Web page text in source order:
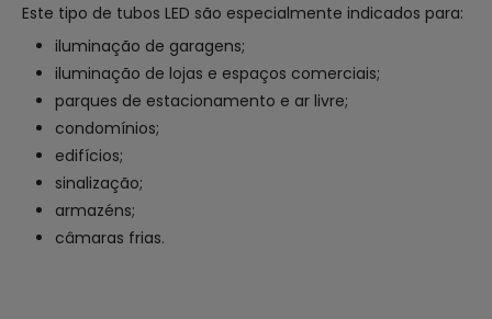
Este tipo de tubos LED são especialmente indicados para:
iluminação de garagens;
iluminação de lojas e espaços comerciais;
parques de estacionamento e ar livre;
condomínios;
edifícios;
sinalização;
armazéns;
câmaras frias.